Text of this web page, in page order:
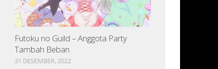
Futoku no Guild – Anggota Party
Tambah Beban
31 DESEMBER, 2022